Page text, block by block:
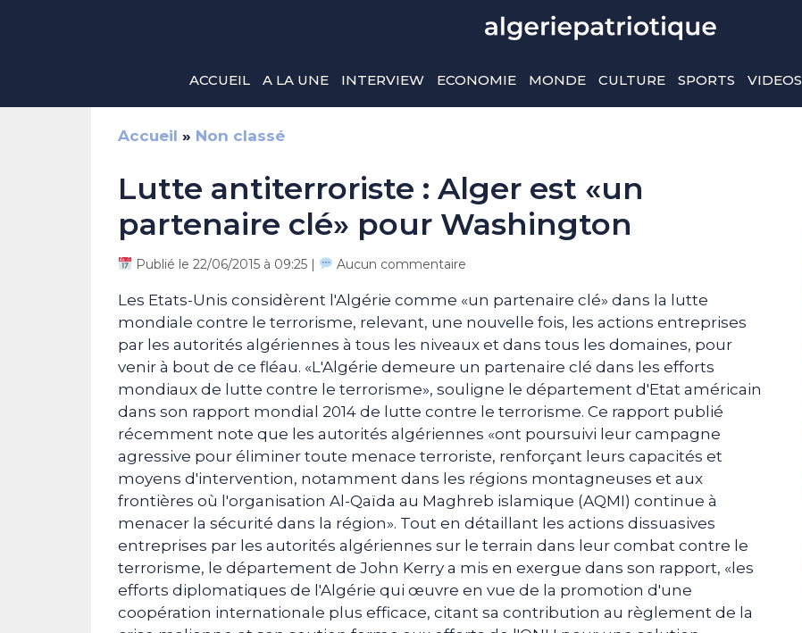
ACCUEIL A LA UNE INTERVIEW ECONOMIE MONDE CULTURE SPORTS VIDEOS
Accueil » Non classé
Lutte antiterroriste : Alger est «un
partenaire clé» pour Washington
Publié le 22/06/2015 à 09:25 | Aucun commentaire
Les Etats-Unis considèrent l'Algérie comme «un partenaire clé» dans la lutte
mondiale contre le terrorisme, relevant, une nouvelle fois, les actions entreprises
par les autorités algériennes à tous les niveaux et dans tous les domaines, pour
venir à bout de ce fléau. «L'Algérie demeure un partenaire clé dans les efforts
mondiaux de lutte contre le terrorisme», souligne le département d'Etat américain
dans son rapport mondial 2014 de lutte contre le terrorisme. Ce rapport publié
récemment note que les autorités algériennes «ont poursuivi leur campagne
agressive pour éliminer toute menace terroriste, renforçant leurs capacités et
moyens d'intervention, notamment dans les régions montagneuses et aux
frontières où l'organisation Al-Qaïda au Maghreb islamique (AQMI) continue à
menacer la sécurité dans la région». Tout en détaillant les actions dissuasives
entreprises par les autorités algériennes sur le terrain dans leur combat contre le
terrorisme, le département de John Kerry a mis en exergue dans son rapport, «les
efforts diplomatiques de l'Algérie qui œuvre en vue de la promotion d'une
coopération internationale plus efficace, citant sa contribution au règlement de la